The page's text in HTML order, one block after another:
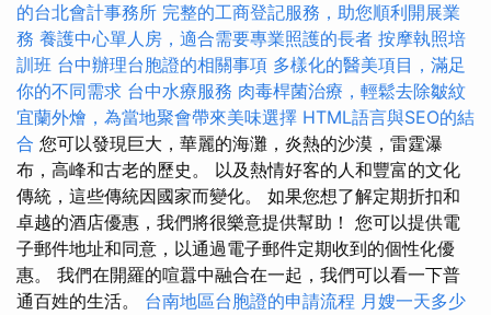
的台北會計事務所 完整的工商登記服務，助您順利開展業
務 養護中心單人房，適合需要專業照護的長者 按摩執照培
訓班 台中辦理台胞證的相關事項 多樣化的醫美項目，滿足
你的不同需求 台中水療服務 肉毒桿菌治療，輕鬆去除皺紋
宜蘭外燴，為當地聚會帶來美味選擇 HTML語言與SEO的結
合 您可以發現巨大，華麗的海灘，炎熱的沙漠，雷霆瀑
布，高峰和古老的歷史。 以及熱情好客的人和豐富的文化
傳統，這些傳統因國家而變化。 如果您想了解定期折扣和
卓越的酒店優惠，我們將很樂意提供幫助！ 您可以提供電
子郵件地址和同意，以通過電子郵件定期收到的個性化優
惠。 我們在開羅的喧囂中融合在一起，我們可以看一下普
通百姓的生活。 台南地區台胞證的申請流程 月嫂一天多少